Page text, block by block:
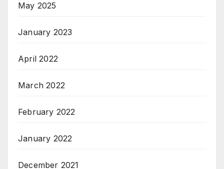
May 2025
January 2023
April 2022
March 2022
February 2022
January 2022
December 2021